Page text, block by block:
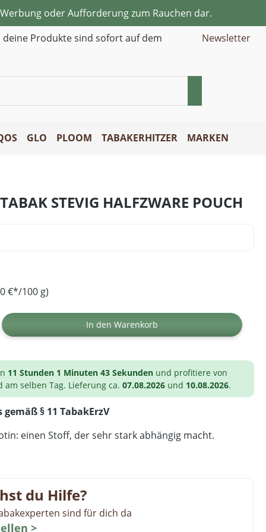
oder Aufforderung zum Rauchen dar.
deine Produkte sind sofort auf dem
Newsletter
GLO PLOOM TABAKERHITZER MARKEN
STEVIG HALFZWARE POUCH
€*/100 g)
den gewünschten Wert ein oder
In den Warenkorb
11 Stunden 1 Minuten 42 Sekunden und profitiere von
am selben Tag. Lieferung ca. 07.08.2026 und 10.08.2026.
§ 11 TabakErzV
einen Stoff, der sehr stark abhängig macht.
du Hilfe?
sind für dich da
>